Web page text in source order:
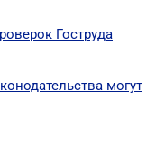
Гоструда
могут